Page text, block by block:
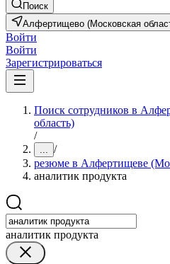
Поиск
Алфертищево (Московская
Войти
Войти
Зарегистрироваться
Поиск сотрудников в
область)
/
... /
резюме в Алфертищеве
аналитик продукта
аналитик продукта